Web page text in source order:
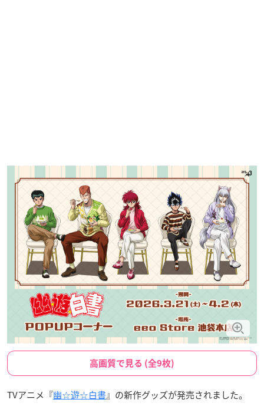
高画質で見る (全9枚)
TVアニメ『幽☆遊☆白書』の新作グッズが発売されました。